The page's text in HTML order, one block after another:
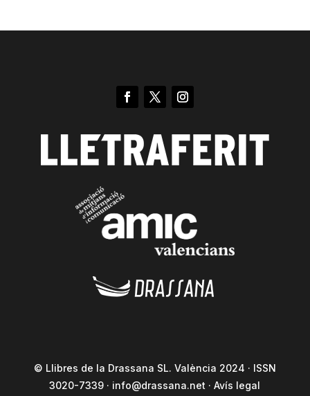
© Llibres de la Drassana SL. València 2024 · ISSN
3020-7339 · info@drassana.net ·Avís legal